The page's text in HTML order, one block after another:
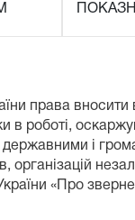
права
в роботі,
державними і
організацій
«Про